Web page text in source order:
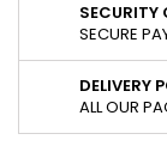
SECURITY
SECURE
DELIVERY
ALL OUR